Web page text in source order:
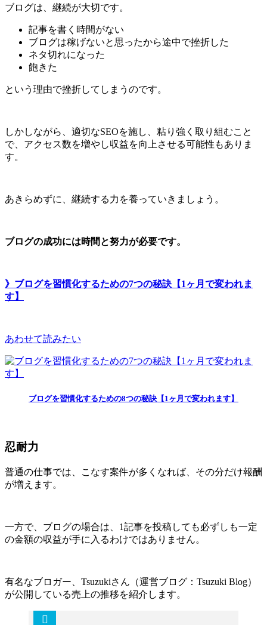
ブログは、継続が大切です。
記事を書く時間がない
ブログは稼げないと思ったから途中で挫折した
ネタ切れになった
飽きた
という理由で挫折してしまうのです。
しかしながら、適切なSEOを施し、粘り強く取り組むこと
で、アクセス数を増やし収益を向上させる可能性もありま
す。
あきらめずに、継続する力を養っていきましょう。
ブログの成功には時間と努力が必要です。
》ブログを習慣化するための7つの秘訣【1ヶ月で変われま
す】
あわせて読みたい
ブログを習慣化するための8つの秘訣【1ヶ月で変われます】
忍耐力
普通の仕事では、こなす案件が多くなれば、その分だけ報酬
が増えます。
一方で、ブログの場合は、1記事を投稿しても必ずしも一定
の金額の収益が手に入るわけではありません。
有名なブロガー、Tsuzukiさん（運営ブログ：Tsuzuki Blog）
が公開している売上の推移を紹介します。